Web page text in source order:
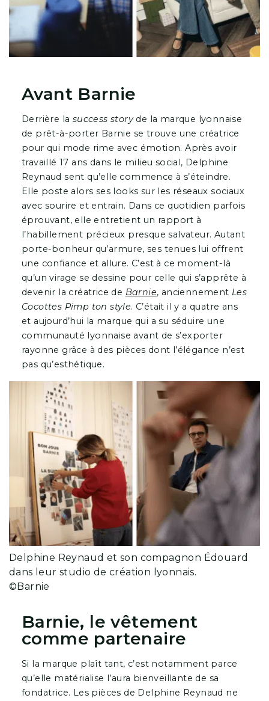
Avant Barnie
Derrière la success story de la marque lyonnaise
de prêt-à-porter Barnie se trouve une créatrice
pour qui mode rime avec émotion. Après avoir
travaillé 17 ans dans le milieu social, Delphine
Reynaud sent qu’elle commence à s’éteindre.
Elle poste alors ses looks sur les réseaux sociaux
avec sourire et entrain. Dans ce quotidien parfois
éprouvant, elle entretient un rapport à
l’habillement précieux presque salvateur. Autant
porte-bonheur qu’armure, ses tenues lui offrent
une confiance et allure. C’est à ce moment-là
qu’un virage se dessine pour celle qui s’apprête à
devenir la créatrice de Barnie, anciennement Les
Cocottes Pimp ton style. C’était il y a quatre ans
et aujourd’hui la marque qui a su séduire une
communauté lyonnaise avant de s’exporter
rayonne grâce à des pièces dont l’élégance n’est
pas qu’esthétique.
Delphine Reynaud et son compagnon Édouard
dans leur studio de création lyonnais.
©Barnie
Barnie, le vêtement
comme partenaire
Si la marque plaît tant, c’est notamment parce
qu’elle matérialise l’aura bienveillante de sa
fondatrice. Les pièces de Delphine Reynaud ne